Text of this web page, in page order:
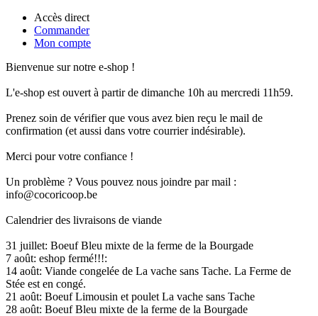
Accès direct
Commander
Mon compte
Bienvenue sur notre e-shop !
L'e-shop est ouvert à partir de dimanche 10h au mercredi 11h59.
Prenez soin de vérifier que vous avez bien reçu le mail de
confirmation (et aussi dans votre courrier indésirable).
Merci pour votre confiance !
Un problème ? Vous pouvez nous joindre par mail :
info@cocoricoop.be
Calendrier des livraisons de viande
31 juillet: Boeuf Bleu mixte de la ferme de la Bourgade
7 août: eshop fermé!!!:
14 août: Viande congelée de La vache sans Tache. La Ferme de
Stée est en congé.
21 août: Boeuf Limousin et poulet La vache sans Tache
28 août: Boeuf Bleu mixte de la ferme de la Bourgade